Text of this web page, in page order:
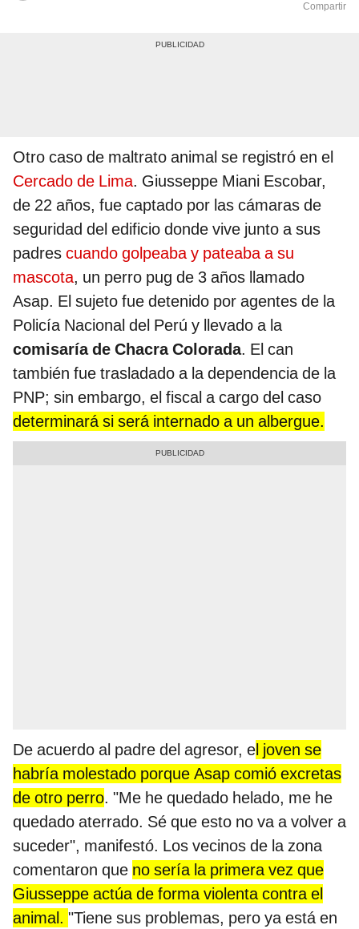
Compartir
Otro caso de maltrato animal se registró en el
Cercado de Lima. Giusseppe Miani Escobar,
de 22 años, fue captado por las cámaras de
seguridad del edificio donde vive junto a sus
padres cuando golpeaba y pateaba a su
mascota, un perro pug de 3 años llamado
Asap. El sujeto fue detenido por agentes de la
Policía Nacional del Perú y llevado a la
comisaría de Chacra Colorada. El can
también fue trasladado a la dependencia de la
PNP; sin embargo, el fiscal a cargo del caso
determinará si será internado a un albergue.
De acuerdo al padre del agresor, el joven se
habría molestado porque Asap comió excretas
de otro perro. "Me he quedado helado, me he
quedado aterrado. Sé que esto no va a volver a
suceder", manifestó. Los vecinos de la zona
comentaron que no sería la primera vez que
Giusseppe actúa de forma violenta contra el
animal. "Tiene sus problemas, pero ya está en